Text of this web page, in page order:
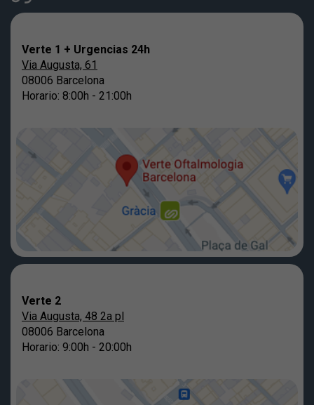
Verte 1 + Urgencias 24h
Via Augusta, 61
08006 Barcelona
Horario: 8:00h - 21:00h
Verte 2
Via Augusta, 48 2a pl
08006 Barcelona
Horario: 9:00h - 20:00h